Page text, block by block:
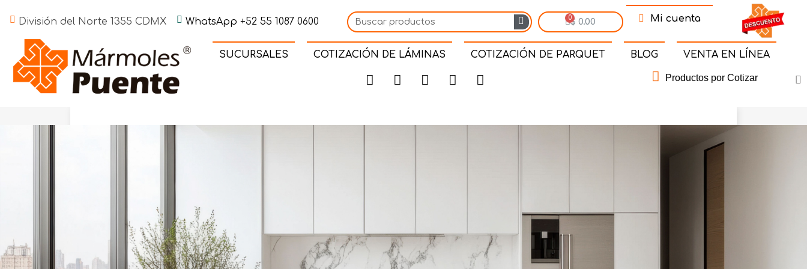
División del Norte 1355 CDMX WhatsApp +52 55 1087 0600 $ 0.00 Mi cuenta
SUCURSALES COTIZACIÓN DE LÁMINAS COTIZACIÓN DE PARQUET BLOG VENTA EN LÍNEA
Productos por Cotizar